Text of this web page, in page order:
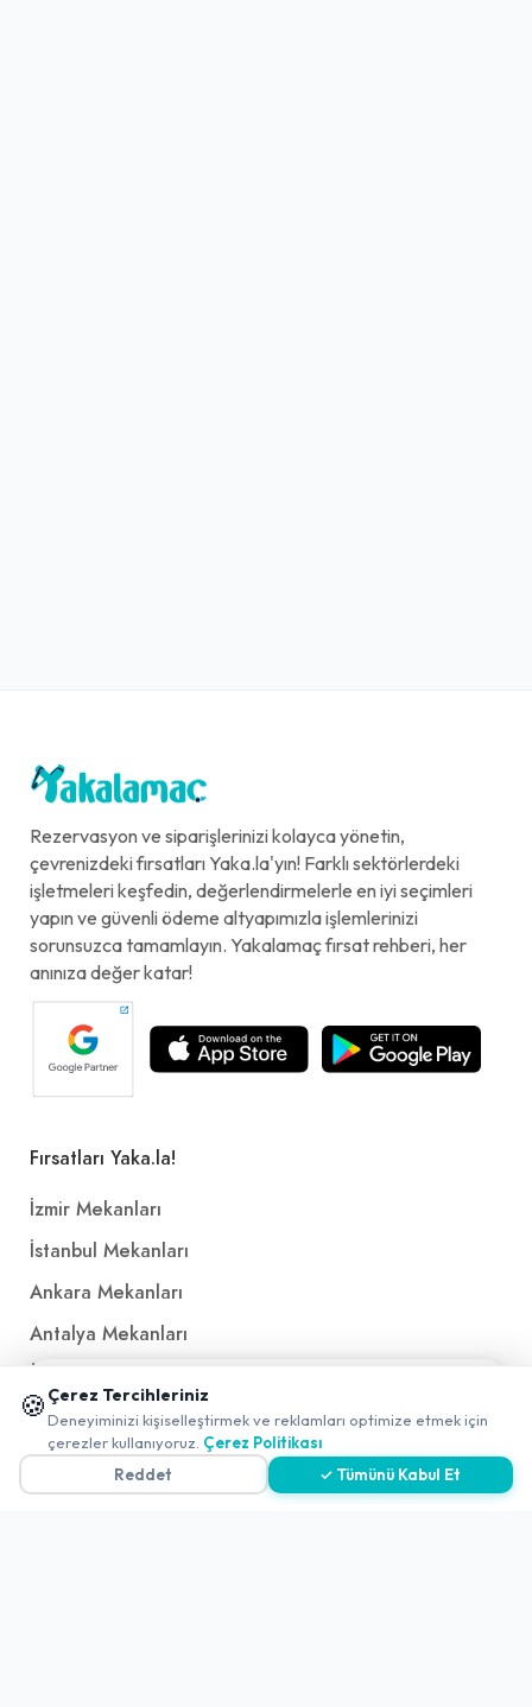
Rezervasyon ve siparişlerinizi kolayca yönetin,
çevrenizdeki fırsatları Yaka.la'yın! Farklı sektörlerdeki
işletmeleri keşfedin, değerlendirmelerle en iyi seçimleri
yapın ve güvenli ödeme altyapımızla işlemlerinizi
sorunsuzca tamamlayın. Yakalamaç fırsat rehberi, her
anınıza değer katar!
Fırsatları Yaka.la!
İzmir Mekanları
İstanbul Mekanları
Ankara Mekanları
Antalya Mekanları
Politikalar ve Şartlar
Çerez Politikası
🍪 Çerez Tercihleriniz
Deneyiminizi kişiselleştirmek ve reklamları optimize etmek için
çerezler kullanıyoruz. Çerez Politikası
Reddet
✓ Tümünü Kabul Et
📱 Mobil uygulamamızı keşfedin!
✖